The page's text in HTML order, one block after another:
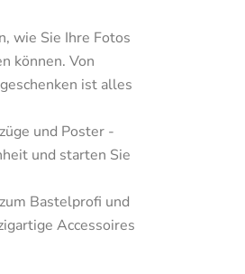
wie Sie Ihre Fotos
können. Von
ist alles
und Poster -
und starten Sie
Bastelprofi und
Accessoires